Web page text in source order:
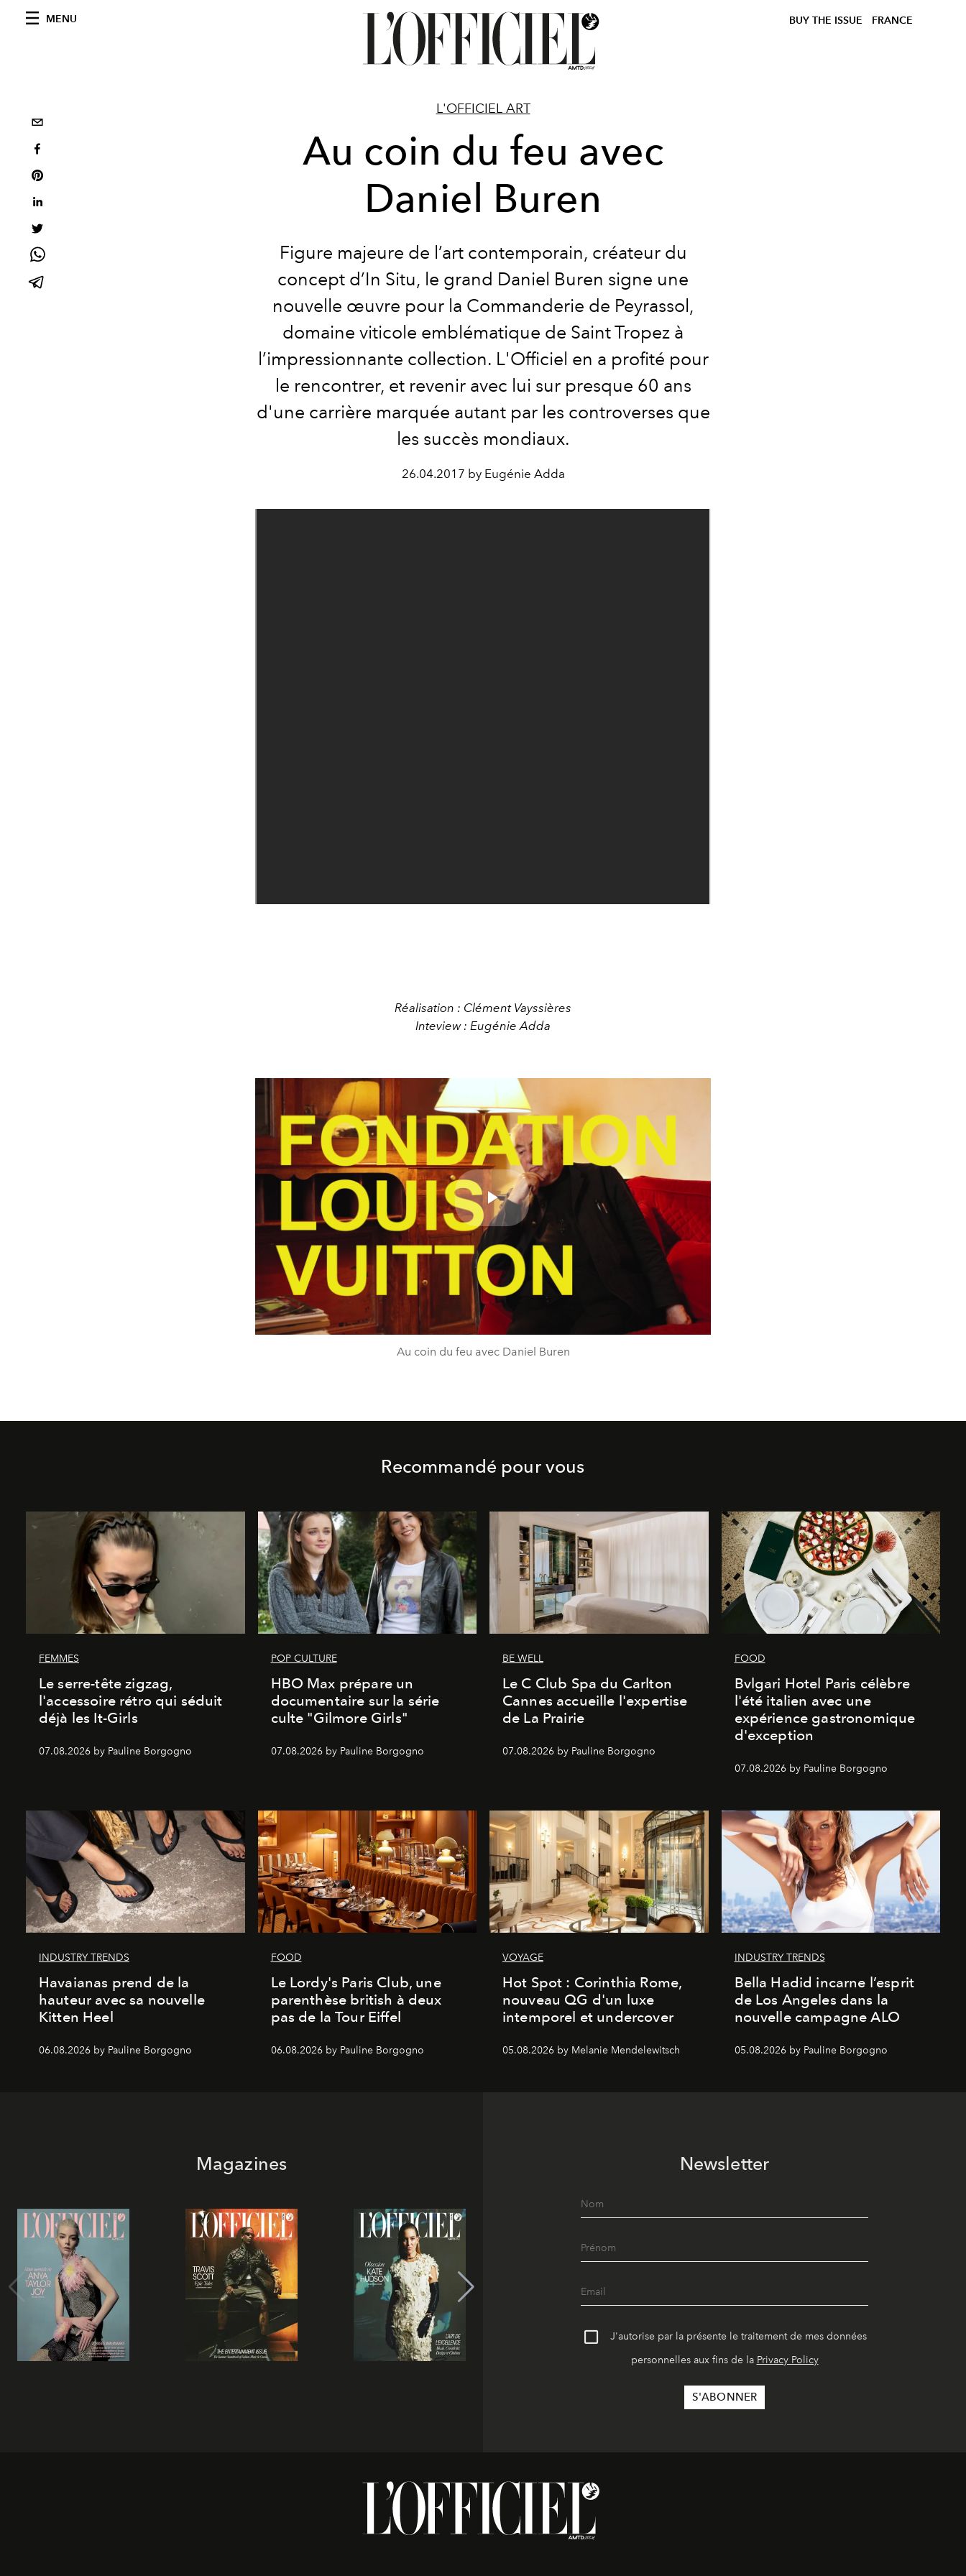
MENU BUY THE ISSUE FRANCE
L'OFFICIEL ART
Au coin du feu avec
Daniel Buren
Figure majeure de l’art contemporain, créateur du
concept d’In Situ, le grand Daniel Buren signe une
nouvelle œuvre pour la Commanderie de Peyrassol,
domaine viticole emblématique de Saint Tropez à
l’impressionnante collection. L'Officiel en a profité pour
le rencontrer, et revenir avec lui sur presque 60 ans
d'une carrière marquée autant par les controverses que
les succès mondiaux.
26.04.2017 by Eugénie Adda
Réalisation : Clément Vayssières
Inteview : Eugénie Adda
Play
Video
Au coin du feu avec Daniel Buren
Recommandé pour vous
FEMMES
Le serre-tête zigzag,
l'accessoire rétro qui séduit
déjà les It-Girls
07.08.2026 by Pauline Borgogno
POP CULTURE
HBO Max prépare un
documentaire sur la série
culte "Gilmore Girls"
07.08.2026 by Pauline Borgogno
BE WELL
Le C Club Spa du Carlton
Cannes accueille l'expertise
de La Prairie
07.08.2026 by Pauline Borgogno
FOOD
Bvlgari Hotel Paris célèbre
l'été italien avec une
expérience gastronomique
d'exception
07.08.2026 by Pauline Borgogno
INDUSTRY TRENDS
Havaianas prend de la
hauteur avec sa nouvelle
Kitten Heel
06.08.2026 by Pauline Borgogno
FOOD
Le Lordy's Paris Club, une
parenthèse british à deux
pas de la Tour Eiffel
06.08.2026 by Pauline Borgogno
VOYAGE
Hot Spot : Corinthia Rome,
nouveau QG d'un luxe
intemporel et undercover
05.08.2026 by Melanie Mendelewitsch
INDUSTRY TRENDS
Bella Hadid incarne l’esprit
de Los Angeles dans la
nouvelle campagne ALO
05.08.2026 by Pauline Borgogno
Magazines Newsletter
J'autorise par la présente le traitement de mes données
personnelles aux fins de la Privacy Policy